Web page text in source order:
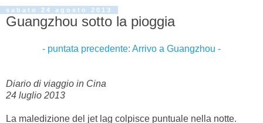
sabato 24 agosto 2013
Guangzhou sotto la pioggia
- puntata precedente: Arrivo a Guangzhou -
Diario di viaggio in Cina
24 luglio 2013
La maledizione del jet lag colpisce puntuale nella notte.